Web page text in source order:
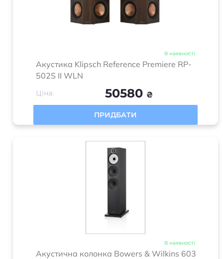
В наявності
Акустика Klipsch Reference Premiere RP-
502S II WLN
Ціна: 50580 ₴
ПРИДБАТИ
В наявності
Акустична колонка Bowers & Wilkins 603